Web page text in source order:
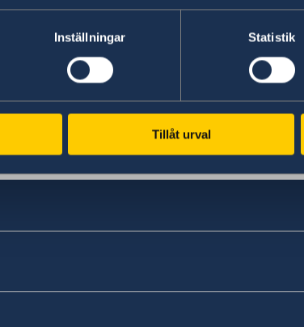
Inställningar Statistik
Tillåt urval
Läs hela utrikesdeklarationen på